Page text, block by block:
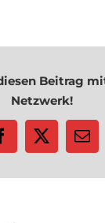
Beitrag
Netzwerk!
Facebook
X
E-
Mail